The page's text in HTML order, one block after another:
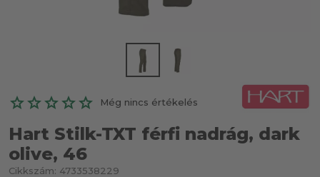
Még nincs értékelés
Hart Stilk-TXT férfi nadrág, dark
olive, 46
Cikkszám: 4733538229